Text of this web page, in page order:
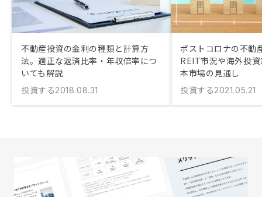
不動産投資の金利の種類と計算方
法。適正な返済比率・年収倍率につ
いても解説
投資する2018.08.31
ポストコロナの不動
REIT市況や海外投
本市場の見通し
投資する2021.05.21